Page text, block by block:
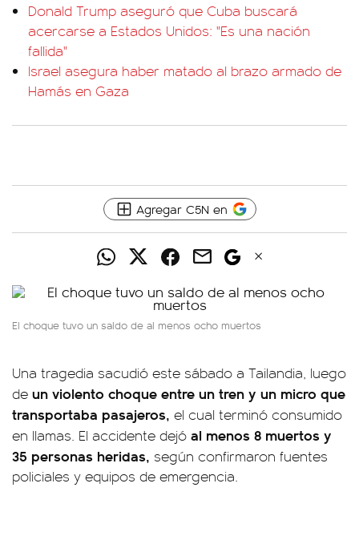
Donald Trump aseguró que Cuba buscará
acercarse a Estados Unidos: "Es una nación
fallida"
Israel asegura haber matado al brazo armado de
Hamás en Gaza
Agregar C5N en
El choque tuvo un saldo de al menos ocho muertos
Una tragedia sacudió este sábado a Tailandia, luego
de un violento choque entre un tren y un micro que
transportaba pasajeros, el cual terminó consumido
en llamas. El accidente dejó al menos 8 muertos y
35 personas heridas, según confirmaron fuentes
policiales y equipos de emergencia.